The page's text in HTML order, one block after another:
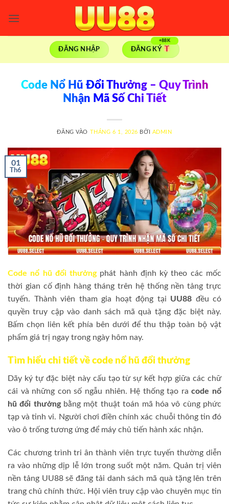
qua
ĐĂNG NHẬP ĐĂNG KÝ
Code Nổ Hũ Đổi Thưởng – Quy Trình
Nhận Mã Số Chi Tiết
ĐĂNG VÀO THÁNG 6 1, 2026 BỞI ADMIN
01
Th6
Code nổ hũ đổi thưởngphát hành định kỳ theo các mốc
thời gian cố định hàng tháng trên hệ thống nền tảng trực
tuyến. Thành viên tham gia hoạt động tại UU88 đều có
quyền truy cập vào danh sách mã quà tặng đặc biệt này.
Bấm chọn liên kết phía bên dưới để thu thập toàn bộ vật
phẩm giá trị ngay trong ngày hôm nay.
Tìm hiểu chi tiết về code nổ hũ đổi thưởng
Dãy ký tự đặc biệt này cấu tạo từ sự kết hợp giữa các chữ
cái và những con số ngẫu nhiên. Hệ thống tạo racode nổ
hũ đổi thưởngbằng một thuật toán mã hóa vô cùng phức
tạp và tinh vi. Người chơi điền chính xác chuỗi thông tin đó
vào ô trống tương ứng để máy chủ tiến hành xác nhận.
Các chương trình tri ân thành viên trực tuyến thường diễn
ra vào những dịp lễ lớn trong suốt một năm. Quản trị viên
nền tảng UU88 sẽ đăng tải danh sách mã quà tặng lên trên
trang chủ chính thức. Hội viên truy cập vào chuyên mục tin